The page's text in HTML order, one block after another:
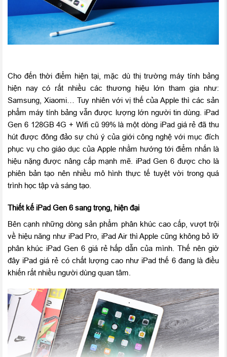
Cho đến thời điểm hiện tại, mặc dù thị trường máy tính bảng
hiện nay có rất nhiều các thương hiệu lớn tham gia như:
Samsung, Xiaomi… Tuy nhiên với vị thế của Apple thì các sản
phẩm máy tính bảng vẫn được lượng lớn người tin dùng. iPad
Gen 6 128GB 4G + Wifi cũ 99% là một dòng iPad giá rẻ đã thu
hút được đông đảo sự chú ý của giới công nghệ với mục đích
phục vụ cho giáo dục của Apple nhằm hướng tới điểm nhấn là
hiệu nặng được nâng cấp mạnh mẽ. iPad Gen 6 được cho là
phiên bản tạo nên nhiều mô hình thực tế tuyệt vời trong quá
trình học tập và sáng tạo.
Thiết kế iPad Gen 6 sang trọng, hiện đại
Bên cạnh những dòng sản phẩm phân khúc cao cấp, vượt trội
về hiệu năng như iPad Pro, iPad Air thì Apple cũng không bỏ lỡ
phân khúc iPad Gen 6 giá rẻ hấp dẫn của mình. Thế nên giờ
đây iPad giá rẻ có chất lượng cao như iPad thế 6 đang là điều
khiến rất nhiều người dùng quan tâm.